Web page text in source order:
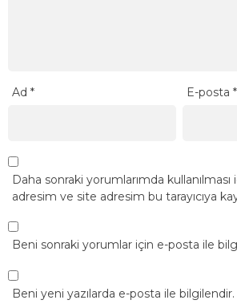
Ad * E-posta*
Daha sonraki yorumlarımda kullanılması
adresim ve site adresim bu tarayıcıya
Beni sonraki yorumlar için e-posta ile
Beni yeni yazılarda e-posta ile bilgilendir.